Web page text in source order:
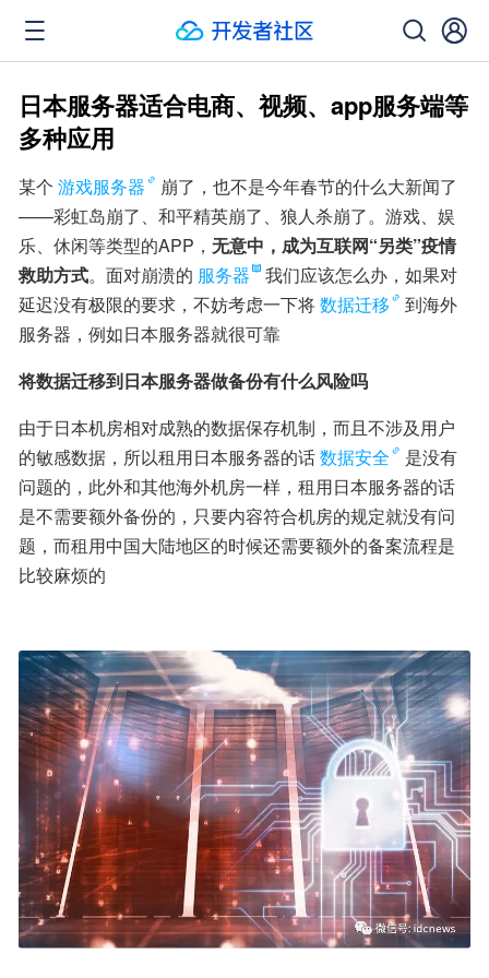
日本服务器适合电商、视频、app服务端等
多种应用
某个 游戏服务器
崩了，也不是今年春节的什么大新闻了
——彩虹岛崩了、和平精英崩了、狼人杀崩了。游戏、娱
乐、休闲等类型的APP， 无意中，成为互联网“另类”疫情
救助方式。面对崩溃的 服务器
我们应该怎么办，如果对
延迟没有极限的要求，不妨考虑一下将数据迁移
到海外
服务器，例如日本服务器就很可靠
将数据迁移到日本服务器做备份有什么风险吗
由于日本机房相对成熟的数据保存机制，而且不涉及用户
的敏感数据，所以租用日本服务器的话数据安全
是没有
问题的，此外和其他海外机房一样，租用日本服务器的话
是不需要额外备份的，只要内容符合机房的规定就没有问
题，而租用中国大陆地区的时候还需要额外的备案流程是
比较麻烦的